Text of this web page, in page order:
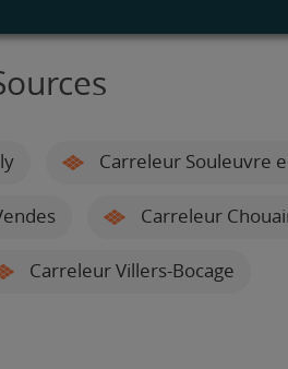
Carreleur Souleuvre
Carreleur
Carreleur Villers-Bocage